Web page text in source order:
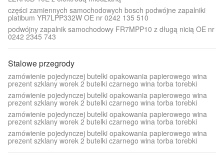
części zamiennych samochodowych bosch podwójne zapalniki
platibum YR7LPP332W OE nr 0242 135 510
podwójny zapalnik samochodowy FR7MPP10 z długą nicią OE nr
0242 2345 743
Stalowe przegrody
zamówienie pojedynczej butelki opakowania papierowego wina
prezent szklany worek 2 butelki czarnego wina torba torebki
zamówienie pojedynczej butelki opakowania papierowego wina
prezent szklany worek 2 butelki czarnego wina torba torebki
zamówienie pojedynczej butelki opakowania papierowego wina
prezent szklany worek 2 butelki czarnego wina torba torebki
zamówienie pojedynczej butelki opakowania papierowego wina
prezent szklany worek 2 butelki czarnego wina torba torebki